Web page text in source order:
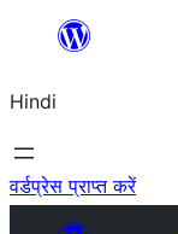
सामग्री
जाएं
Hindi
वर्डप्रेस प्राप्त करें